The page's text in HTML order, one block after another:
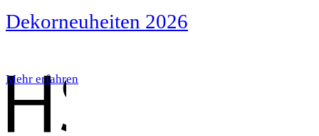
Dekorneuheiten 2026
Mehr erfahren